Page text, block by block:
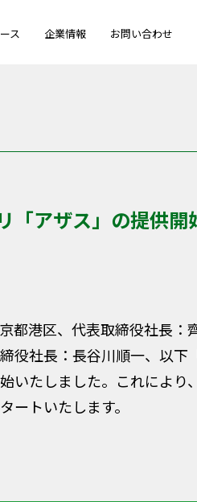
ス 企業情報 お問い合わせ
「アザス」の提供
都港区、代表取締役社長：
役社長：長谷川順一、以
いたしました。これによ
ートいたします。